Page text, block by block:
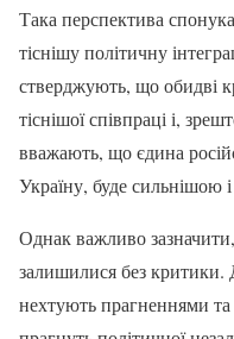
Така перспектива
тіснішу політичну
стверджують, що обидві
тіснішої співпраці і,
вважають, що єдина
Україну, буде сильнішою
Однак важливо
залишилися без критики.
нехтують прагненнями та